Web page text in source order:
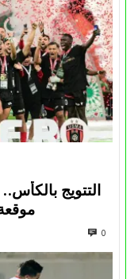
التتويج
0